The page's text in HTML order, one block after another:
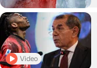
Video